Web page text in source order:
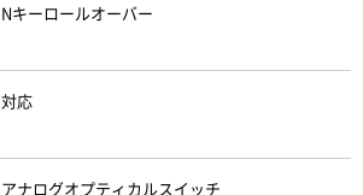
Nキーロールオーバー
対応
アナログオプティカルスイッチ